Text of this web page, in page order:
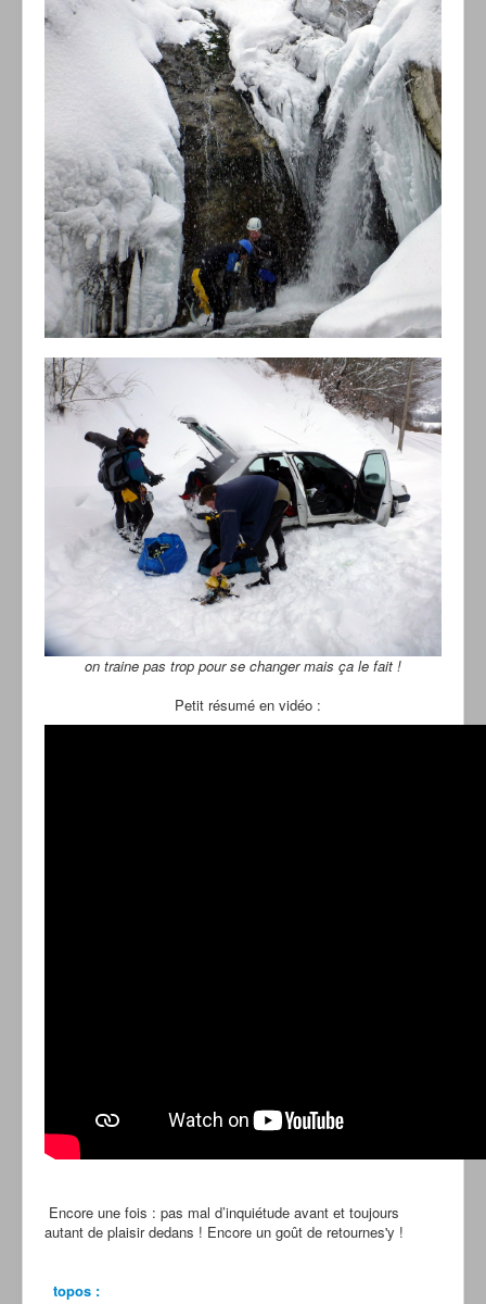
on traine pas trop pour se changer mais ça le fait !
Petit résumé en vidéo :
Encore une fois : pas mal d’inquiétude avant et toujours
autant de plaisir dedans ! Encore un goût de retournes'y !
topos :